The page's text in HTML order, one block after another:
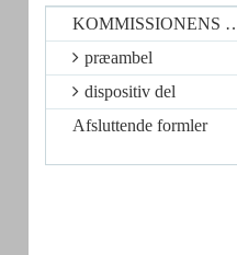
KOMMISSIONENS
præambel
dispositiv del
Afsluttende formler